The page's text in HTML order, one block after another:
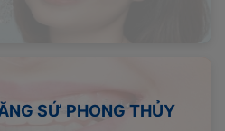
SỨ PHONG THỦY